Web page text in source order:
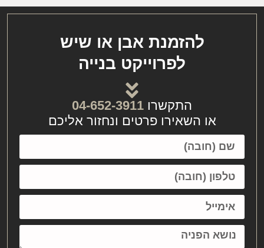
להזמנת אבן או שיש
לפרוייקט בנייה
התקשרו 04-652-3911
או השאירו פרטים ונחזור אליכם